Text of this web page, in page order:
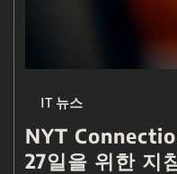
IT 뉴스
NYT
27일을 위한 지